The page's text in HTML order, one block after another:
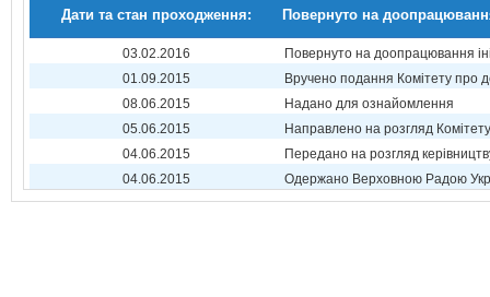
Дати та стан проходження: Повернуто на
03.02.2016
Повернуто на доопрацювання
01.09.2015
Вручено подання Комітету про
08.06.2015
Надано для ознайомлення
05.06.2015
Направлено на розгляд Комітету
04.06.2015
Передано на розгляд
04.06.2015
Одержано Верховною Радою